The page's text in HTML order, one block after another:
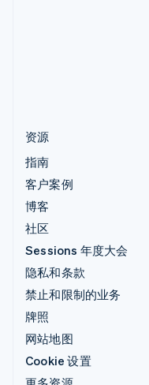
资源
指南
客户案例
博客
社区
Sessions 年度大会
隐私和条款
禁止和限制的业务
牌照
网站地图
Cookie 设置